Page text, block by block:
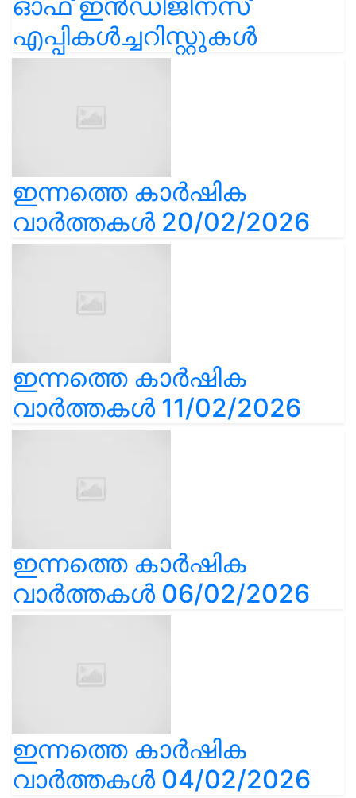
എപ്പികൾച്ചറിസ്റ്റുകൾ
ഇന്നത്തെ കാർഷിക
വാർത്തകൾ 20/02/2026
ഇന്നത്തെ കാർഷിക
വാർത്തകൾ 11/02/2026
ഇന്നത്തെ കാർഷിക
വാർത്തകൾ 06/02/2026
ഇന്നത്തെ കാർഷിക
വാർത്തകൾ 04/02/2026